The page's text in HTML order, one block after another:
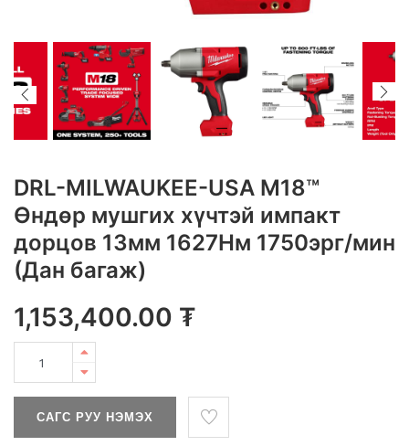
DRL-MILWAUKEE-USA M18™
Өндөр мушгих хүчтэй импакт
дорцов 13мм 1627Нм 1750эрг/мин
(Дан багаж)
1,153,400.00 ₮
САГС РУУ НЭМЭХ